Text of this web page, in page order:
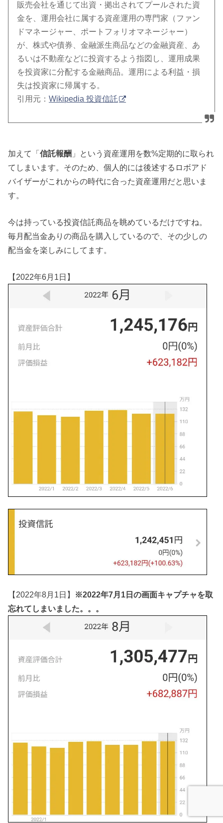
販売会社を通じて出資・拠出されてプールされた資
金を、運用会社に属する資産運用の専門家（ファン
ドマネージャー、ポートフォリオマネージャー）
が、株式や債券、金融派生商品などの金融資産、あ
るいは不動産などに投資するよう指図し、運用成果
を投資家に分配する金融商品。運用による利益・損
失は投資家に帰属する。
引用元：Wikipedia 投資信託
加えて「信託報酬 」という資産運用を数%定期的に取られ
てしまいます。そのため、個人的には後述するロボアド
バイザーがこれからの時代に合った資産運用だと思いま
す。
今は持っている投資信託商品を眺めているだけですね。
毎月配当金ありの商品を購入しているので、その少しの
配当金を楽しみにしてます。
【2022年6月1日】
【2022年8月1日】 ※2022年7月1日の画面キャプチャを取
忘れてしまいました。。。